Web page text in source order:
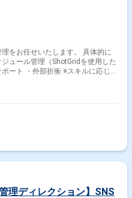
せいたします。 具体的に
ュール管理（ShotGridを使用した
折衝 ※スキルに応じて
理ディレクション】SNS